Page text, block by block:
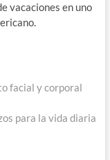
vacaciones en uno
facial y corporal
para la vida diaria